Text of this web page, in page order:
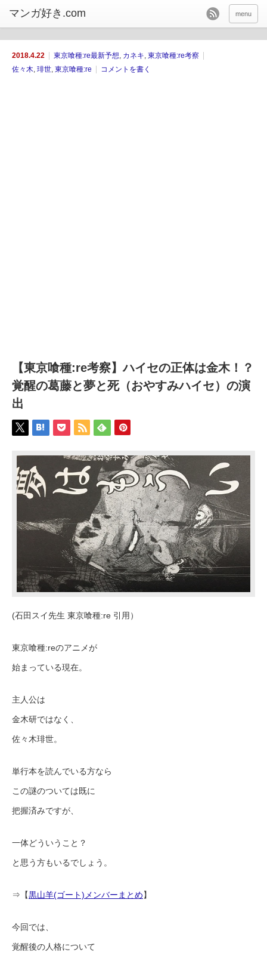
menu
2018.4.22 東京喰種:re最新予想, カネキ, 東京喰種:re考察
佐々木, 琲世, 東京喰種:re コメントを書く
【東京喰種:re考察】ハイセの正体は金木！？
覚醒の葛藤と夢と死（おやすみハイセ）の演
出
(石田スイ先生 東京喰種:re 引用）
東京喰種:reのアニメが
始まっている現在。
主人公は
金木研ではなく、
佐々木琲世。
単行本を読んでいる方なら
この謎のついては既に
把握済みですが、
一体どういうこと？
と思う方もいるでしょう。
⇒【黒山羊(ゴート)メンバーまとめ】
今回では、
覚醒後の人格について